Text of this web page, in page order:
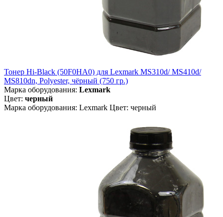
Тонер Hi-Black (50F0HA0) для Lexmark MS310d/ MS410d/
MS810dn, Polyester, чёрный (750 гр.)
Марка оборудования: Lexmark
Цвет: черный
Марка оборудования: Lexmark Цвет: черный